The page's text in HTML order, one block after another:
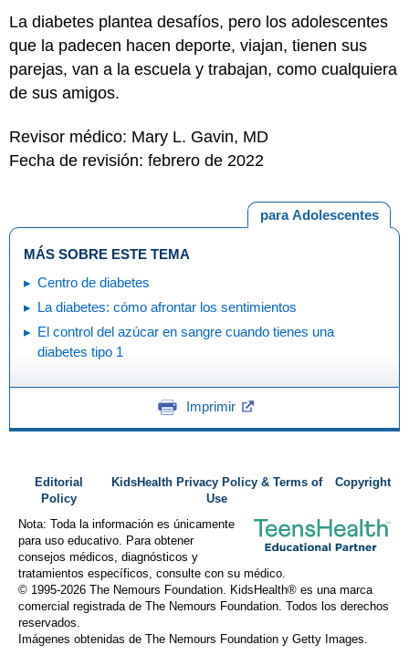
La diabetes plantea desafíos, pero los adolescentes
que la padecen hacen deporte, viajan, tienen sus
parejas, van a la escuela y trabajan, como cualquiera
de sus amigos.
Revisor médico: Mary L. Gavin, MD
Fecha de revisión: febrero de 2022
para Adolescentes
MÁS SOBRE ESTE TEMA
Centro de diabetes
La diabetes: cómo afrontar los sentimientos
El control del azúcar en sangre cuando tienes una
diabetes tipo 1
Imprimir
Editorial
Policy
KidsHealth Privacy Policy & Terms of
Use
Copyright
Nota: Toda la información es únicamente
para uso educativo. Para obtener
consejos médicos, diagnósticos y
tratamientos específicos, consulte con su médico.
© 1995-2026 The Nemours Foundation. KidsHealth® es una marca
comercial registrada de The Nemours Foundation. Todos los derechos
reservados.
Imágenes obtenidas de The Nemours Foundation y Getty Images.